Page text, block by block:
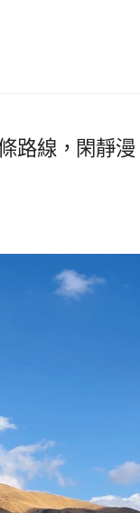
路線，閑靜漫